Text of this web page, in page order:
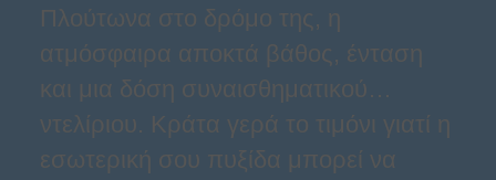
Πλούτωνα στο δρόμο της, η
ατμόσφαιρα αποκτά βάθος, ένταση
και μια δόση συναισθηματικού…
ντελίριου. Κράτα γερά το τιμόνι γιατί η
εσωτερική σου πυξίδα μπορεί να